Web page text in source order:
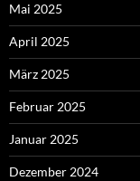
Mai 2025
April 2025
März 2025
Februar 2025
Januar 2025
Dezember 2024